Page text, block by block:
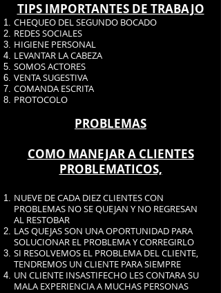
TIPS IMPORTANTES DE TRABAJO
CHEQUEO DEL SEGUNDO BOCADO
REDES SOCIALES
HIGIENE PERSONAL
LEVANTAR LA CABEZA
SOMOS ACTORES
VENTA SUGESTIVA
COMANDA ESCRITA
PROTOCOLO
PROBLEMAS
COMO MANEJAR A CLIENTES
PROBLEMATICOS,
NUEVE DE CADA DIEZ CLIENTES CON
PROBLEMAS NO SE QUEJAN Y NO REGRESAN
AL RESTOBAR
LAS QUEJAS SON UNA OPORTUNIDAD PARA
SOLUCIONAR EL PROBLEMA Y CORREGIRLO
SI RESOLVEMOS EL PROBLEMA DEL CLIENTE,
TENDREMOS UN CLIENTE PARA SIEMPRE
UN CLIENTE INSASTIFECHO LES CONTARA SU
MALA EXPERIENCIA A MUCHAS PERSONAS